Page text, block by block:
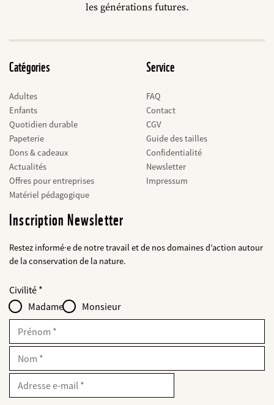
les générations futures.
Catégories
Adultes
Enfants
Quotidien durable
Papeterie
Dons & cadeaux
Actualités
Offres pour entreprises
Matériel pédagogique
Service
FAQ
Contact
CGV
Guide des tailles
Confidentialité
Newsletter
Impressum
Inscription Newsletter
Restez informé·e de notre travail et de nos domaines d’action autour
de la conservation de la nature.
Infofelder
löschen
-
für
web2lead
Civilité
Madame
Monsieur
Prénom
Nom
E-
Mail
Adresse
e-